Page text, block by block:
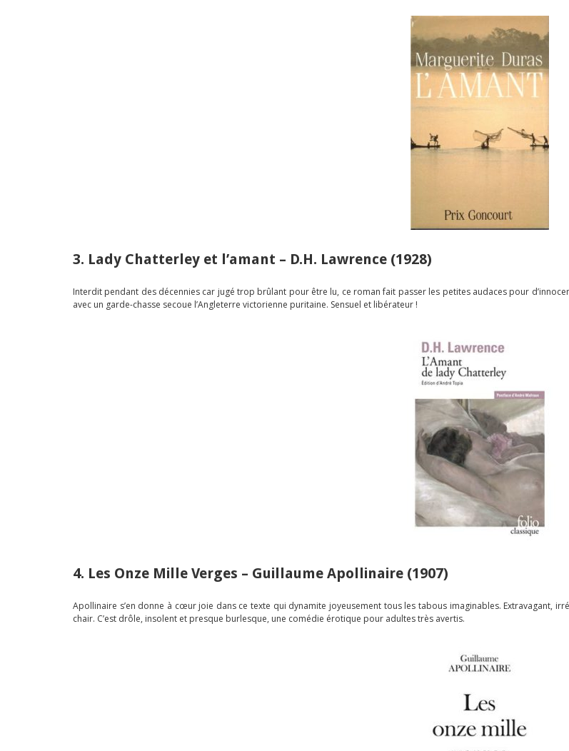
3. Lady Chatterley et l’amant – D.H. Lawrence (1928)
Interdit pendant des décennies car jugé trop brûlant pour être lu, ce roman fait passer les petites audaces pour
avec un garde-chasse secoue l’Angleterre victorienne puritaine. Sensuel et libérateur !
4. Les Onze Mille Verges – Guillaume Apollinaire (1907)
Apollinaire s’en donne à cœur joie dans ce texte qui dynamite joyeusement tous les tabous imaginables. Extravagant,
chair. C’est drôle, insolent et presque burlesque, une comédie érotique pour adultes très avertis.